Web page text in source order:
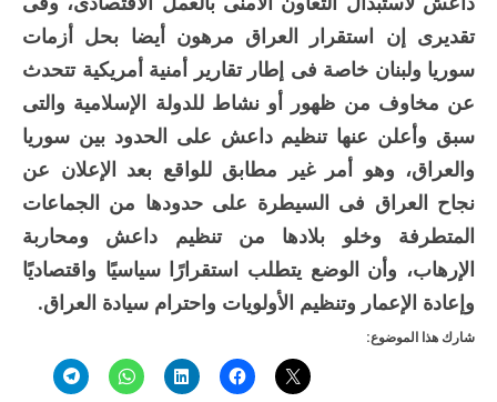
تقديرى إن استقرار العراق مرهون أيضا بحل أزمات
سوريا ولبنان خاصة فى إطار تقارير أمنية أمريكية تتحدث
عن مخاوف من ظهور أو نشاط للدولة الإسلامية والتى
سبق وأعلن عنها تنظيم داعش على الحدود بين سوريا
والعراق، وهو أمر غير مطابق للواقع بعد الإعلان عن
نجاح العراق فى السيطرة على حدودها من الجماعات
المتطرفة وخلو بلادها من تنظيم داعش ومحاربة
الإرهاب، وأن الوضع يتطلب استقرارًا سياسيًا واقتصاديًا
وإعادة الإعمار وتنظيم الأولويات واحترام سيادة العراق.
شارك هذا الموضوع: